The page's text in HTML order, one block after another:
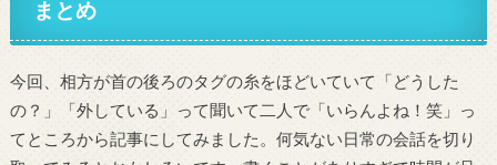
まとめ
今回、相方が首の後ろのタグの糸をほどいていて「どうした
の？」「外している」って聞いて二人で「いらんよね！笑」っ
てところから記事にしてみました。何気ない日常の会話を切り